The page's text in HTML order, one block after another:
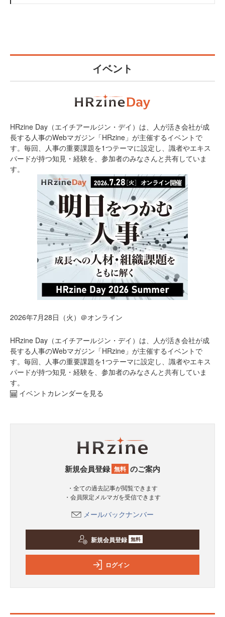
イベント
HRzine Day（エイチアールジン・デイ）は、人が活き会社が成
長する人事のWebマガジン「HRzine」が主催するイベントで
す。毎回、人事の重要課題を1つテーマに設定し、識者やエキス
パードが持つ知見・経験を、参加者のみなさんと共有していま
す。
2026年7月28日（火）＠オンライン
HRzine Day（エイチアールジン・デイ）は、人が活き会社が成
長する人事のWebマガジン「HRzine」が主催するイベントで
す。毎回、人事の重要課題を1つテーマに設定し、識者やエキス
パードが持つ知見・経験を、参加者のみなさんと共有していま
す。
イベントカレンダーを見る
新規会員登録 無料 のご案内
・全ての過去記事が閲覧できます
・会員限定メルマガを受信できます
メールバックナンバー
新規会員登録 無料
ログイン